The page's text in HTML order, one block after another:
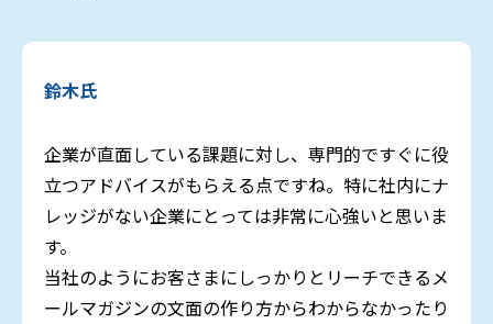
鈴木氏
企業が直面している課題に対し、専門的ですぐに役
立つアドバイスがもらえる点ですね。特に社内にナ
レッジがない企業にとっては非常に心強いと思いま
す。
当社のようにお客さまにしっかりとリーチできるメ
ールマガジンの文面の作り方からわからなかったり